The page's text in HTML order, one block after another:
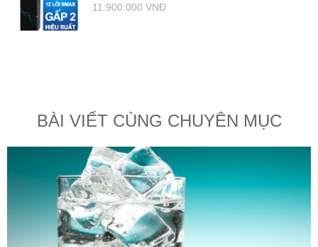
11.900.000 VNĐ
BÀI VIẾT CÙNG CHUYÊN MỤC